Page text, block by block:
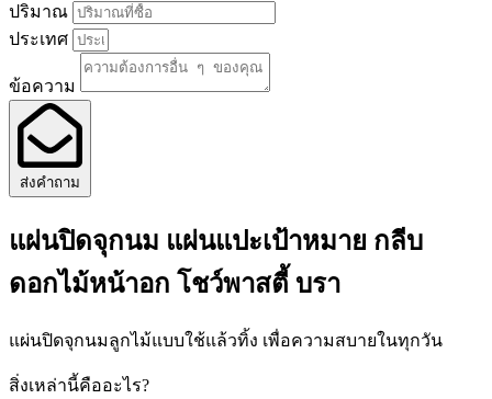
ปริมาณ
ประเทศ
ข้อความ
ส่งคำถาม
แผ่นปิดจุกนม แผ่นแปะเป้าหมาย กลีบ
ดอกไม้หน้าอก โชว์พาสตี้ บรา
แผ่นปิดจุกนมลูกไม้แบบใช้แล้วทิ้ง เพื่อความสบายในทุกวัน
สิ่งเหล่านี้คืออะไร?